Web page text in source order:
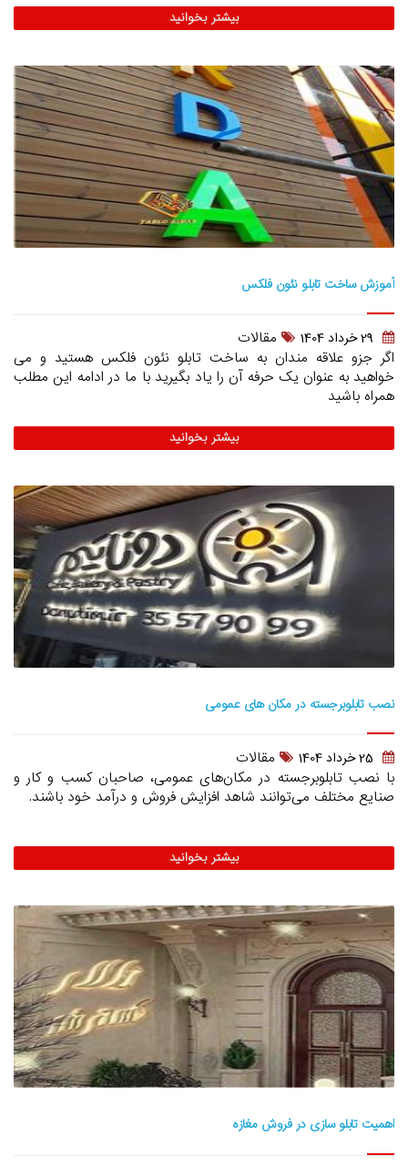
بیشتر بخوانید
آموزش ساخت تابلو نئون فلکس
29 خرداد 1404
مقالات
اگر جزو علاقه مندان به ساخت تابلو نئون فلکس هستید و می
خواهید به عنوان یک حرفه آن را یاد بگیرید با ما در ادامه این مطلب
همراه باشید
بیشتر بخوانید
نصب تابلوبرجسته در مکان های عمومی
25 خرداد 1404
مقالات
با نصب تابلوبرجسته در مکان‌های عمومی، صاحبان کسب و کار و
صنایع مختلف می‌توانند شاهد افزایش فروش و درآمد خود باشند.
بیشتر بخوانید
اهمیت تابلو سازی در فروش مغازه